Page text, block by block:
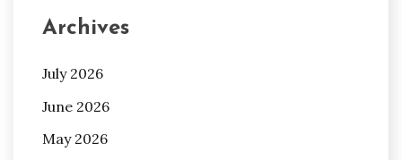
Archives
July 2026
June 2026
May 2026